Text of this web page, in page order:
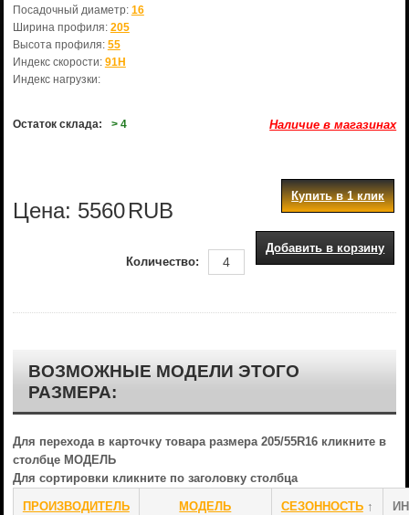
Посадочный диаметр: 16
Ширина профиля: 205
Высота профиля: 55
Индекс скорости: 91H
Индекс нагрузки:
Остаток склада: > 4 Наличие в магазинах
Цена: 5560RUB
Купить в 1 клик
Добавить в корзину
Количество:
ВОЗМОЖНЫЕ МОДЕЛИ ЭТОГО
РАЗМЕРА:
Для перехода в карточку товара размера 205/55R16 кликните в
столбце МОДЕЛЬ
Для сортировки кликните по заголовку столбца
ПРОИЗВОДИТЕЛЬ МОДЕЛЬ СЕЗОННОСТЬ↑